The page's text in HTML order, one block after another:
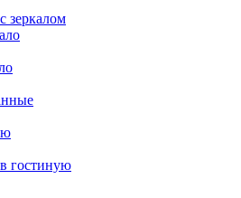
зеркалом
гостиную